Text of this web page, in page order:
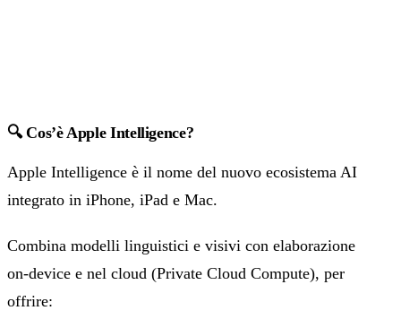
🔍 Cos’è Apple Intelligence?
Apple Intelligence è il nome del nuovo ecosistema AI
integrato in iPhone, iPad e Mac.
Combina modelli linguistici e visivi con elaborazione
on-device e nel cloud (Private Cloud Compute), per
offrire: